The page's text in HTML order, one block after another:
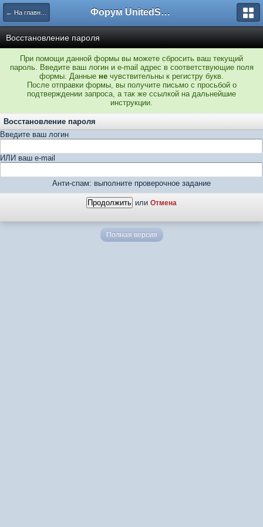
← На главную Форум UnitedSouth
Восстановление пароля
При помощи данной формы вы можете сбросить ваш текущий
пароль. Введите ваш логин и e-mail адрес в соответствующие поля
формы. Данные не чувствительны к регистру букв.
После отправки формы, вы получите письмо с просьбой о
подтверждении запроса, а так же ссылкой на дальнейшие
инструкции.
Восстановление пароля
Введите ваш логин
ИЛИ ваш e-mail
Анти-спам: выполните проверочное задание
или Отмена
Полная версия